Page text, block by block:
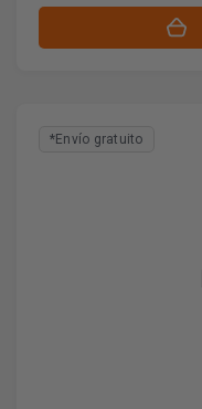
*Envío gratuito